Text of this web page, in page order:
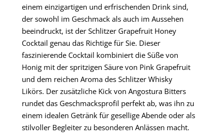
einem einzigartigen und erfrischenden Drink sind,
der sowohl im Geschmack als auch im Aussehen
beeindruckt, ist der Schlitzer Grapefruit Honey
Cocktail genau das Richtige für Sie. Dieser
faszinierende Cocktail kombiniert die Süße von
Honig mit der spritzigen Säure von Pink Grapefruit
und dem reichen Aroma des Schlitzer Whisky
Likörs. Der zusätzliche Kick von Angostura Bitters
rundet das Geschmacksprofil perfekt ab, was ihn zu
einem idealen Getränk für gesellige Abende oder als
stilvoller Begleiter zu besonderen Anlässen macht.